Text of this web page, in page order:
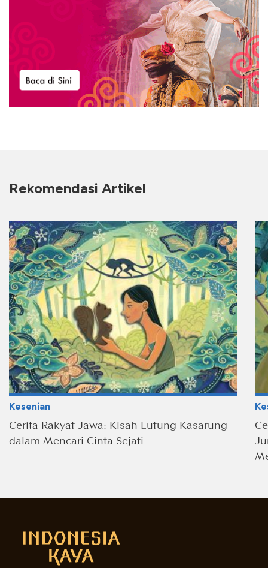
Rekomendasi Artikel
Kesenian
Cerita Rakyat Jawa: Kisah Lutung Kasarung
dalam Mencari Cinta Sejati